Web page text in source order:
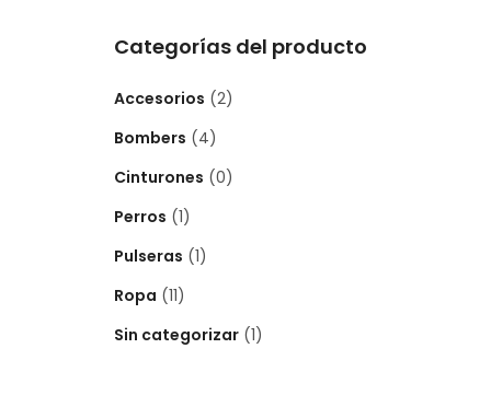
Categorías del producto
Accesorios (2)
Bombers (4)
Cinturones (0)
Perros (1)
Pulseras (1)
Ropa (11)
Sin categorizar (1)